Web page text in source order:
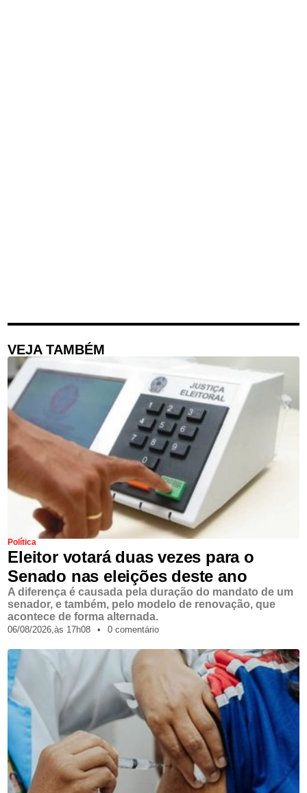
VEJA TAMBÉM
Política
Eleitor votará duas vezes para o
Senado nas eleições deste ano
A diferença é causada pela duração do mandato de um
senador, e também, pelo modelo de renovação, que
acontece de forma alternada.
06/08/2026,às 17h08 • 0 comentário